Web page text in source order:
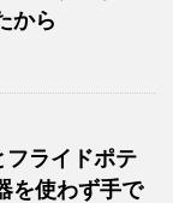
から
フライドポテ
を使わず手で